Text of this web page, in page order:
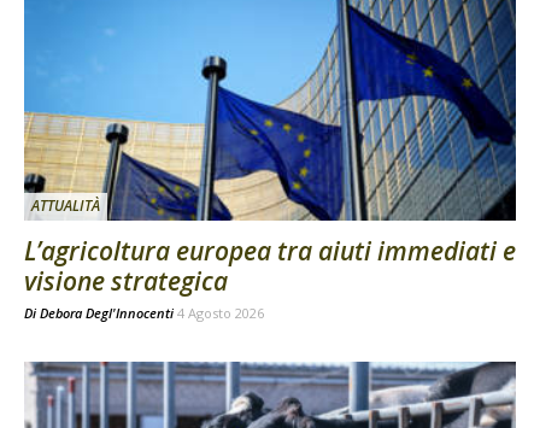
ATTUALITÀ
L’agricoltura europea tra aiuti immediati e
visione strategica
Di Debora Degl'Innocenti 4 Agosto 2026